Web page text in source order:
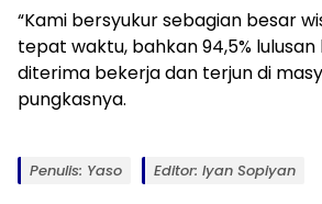
“Kami bersyukur sebagian besar
tepat waktu, bahkan 94,5%
diterima bekerja dan terjun di
pungkasnya.
Penulis: Yaso Editor: Iyan Sopiyan